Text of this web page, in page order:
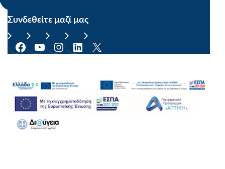
Συνδεθείτε μαζί μας
Facebook YouTube Instagram Linkedin